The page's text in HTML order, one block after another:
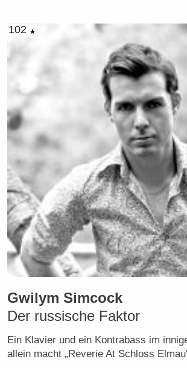
102
Gwilym Simcock
Der russische Faktor
Ein Klavier und ein Kontrabass im
allein macht „Reverie At Schloss